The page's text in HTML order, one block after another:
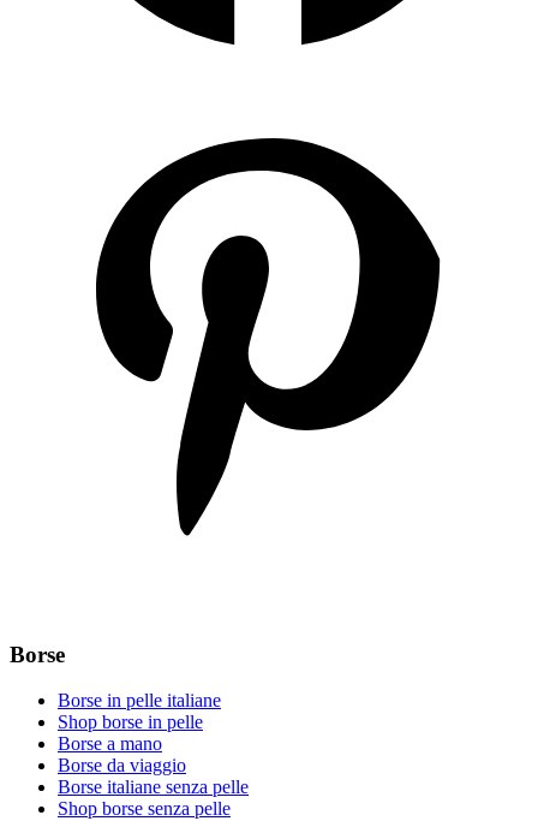
Borse
Borse in pelle italiane
Shop borse in pelle
Borse a mano
Borse da viaggio
Borse italiane senza pelle
Shop borse senza pelle